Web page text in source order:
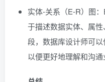
实体-关系（E-R）图
于描述数据实体、属
段，数据库设计师可以
以便更好地理解和沟通